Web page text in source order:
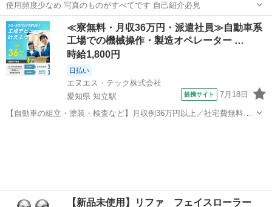
使用頻度少なめ 写真のものがすべてです 自己紹介必見
三重 津市 美容家電 サーフボード
≪寮無料・月収36万円・派遣社員≫自動車系
工場での機械操作・製造オペレーター …
時給1,800円
日払い
エヌエス・テック株式会社
愛知県 知立駅
提携サイト 7月18日
【自動車の組立・塗装・検査など】月収例36万円以上／社宅費無料／
【新品未使用】リファ フェイスローラー